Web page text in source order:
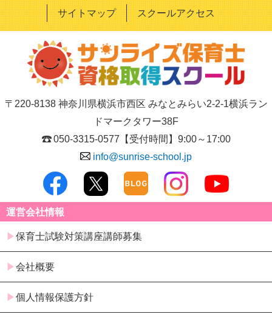
サイトマップ スクールアクセス
〒220-8138 神奈川県横浜市西区 みなとみらい2-2-1横浜ラン
ドマークタワー38F
050-3315-0577 【受付時間】9:00～17:00
info@sunrise-school.jp
運営会社情報
保育士試験対策講座講師募集
会社概要
個人情報保護方針